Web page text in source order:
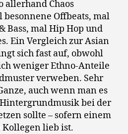
allerhand Chaos
Offbeats, mal
Bass, mal Hip Hop und
Ein Vergleich zur Asian
sich fast auf, obwohl
weniger Ethno-Anteile
verweben. Sehr
auch wenn man es
bei der
sollte – sofern einem
lieb ist.